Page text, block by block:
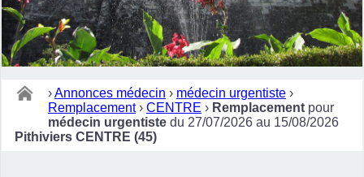
›Annonces médecin › médecin urgentiste ›
Remplacement › CENTRE › Remplacement pour
médecin urgentiste du 27/07/2026 au 15/08/2026
Pithiviers CENTRE (45)